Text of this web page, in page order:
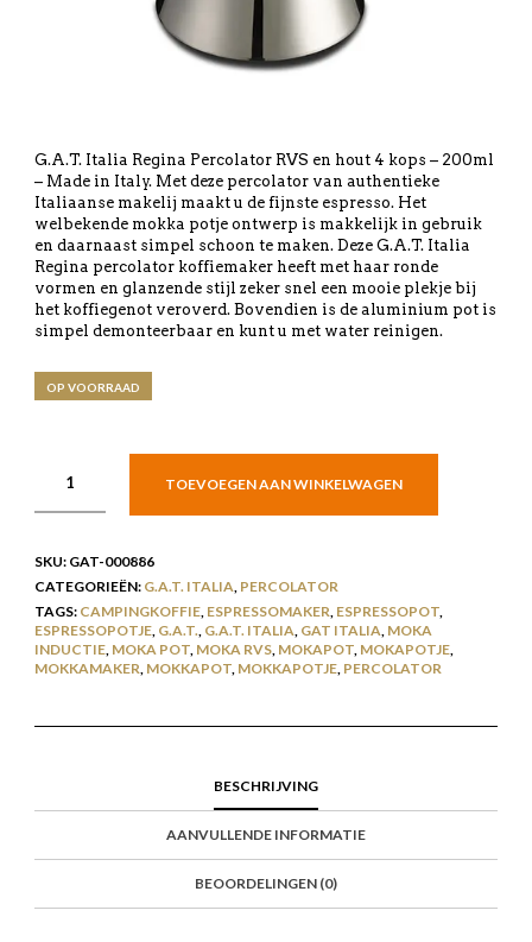
G.A.T. Italia Regina Percolator RVS en hout 4 kops – 200ml
– Made in Italy. Met deze percolator van authentieke
Italiaanse makelij maakt u de fijnste espresso. Het
welbekende mokka potje ontwerp is makkelijk in gebruik
en daarnaast simpel schoon te maken. Deze G.A.T. Italia
Regina percolator koffiemaker heeft met haar ronde
vormen en glanzende stijl zeker snel een mooie plekje bij
het koffiegenot veroverd. Bovendien is de aluminium pot is
simpel demonteerbaar en kunt u met water reinigen.
OP VOORRAAD
TOEVOEGEN AAN WINKELWAGEN
SKU: GAT-000886
CATEGORIEËN: G.A.T. ITALIA, PERCOLATOR
TAGS: CAMPINGKOFFIE, ESPRESSOMAKER, ESPRESSOPOT,
ESPRESSOPOTJE, G.A.T., G.A.T. ITALIA, GAT ITALIA, MOKA
INDUCTIE, MOKA POT, MOKA RVS, MOKAPOT, MOKAPOTJE,
MOKKAMAKER, MOKKAPOT, MOKKAPOTJE, PERCOLATOR
BESCHRIJVING
AANVULLENDE INFORMATIE
BEOORDELINGEN (0)